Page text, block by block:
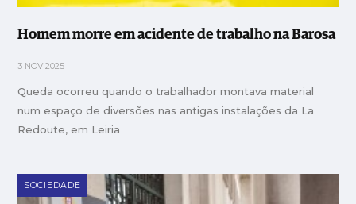
Homem morre em acidente de trabalho na Barosa
3 NOV 2025
Queda ocorreu quando o trabalhador montava material
num espaço de diversões nas antigas instalações da La
Redoute, em Leiria
SOCIEDADE